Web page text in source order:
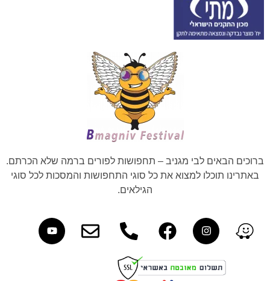
ברוכים הבאים לבי מגניב – תחפושות לפורים ברמה שלא הכרתם.
באתרינו תוכלו למצוא את כל סוגי התחפושות והמסכות לכל סוגי
הגילאים.